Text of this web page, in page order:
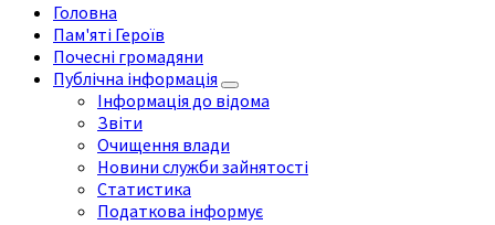
Головна
Пам'яті Героїв
Почесні громадяни
Публічна інформація
Інформація до відома
Звіти
Очищення влади
Новини служби зайнятості
Статистика
Податкова інформує